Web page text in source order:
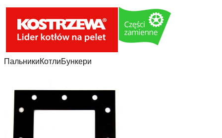
ПальникиКотлиБункери